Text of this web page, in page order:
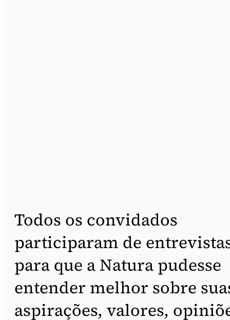
Todos os convidados
participaram de
para que a Natura pudesse
entender melhor sobre
aspirações, valores,